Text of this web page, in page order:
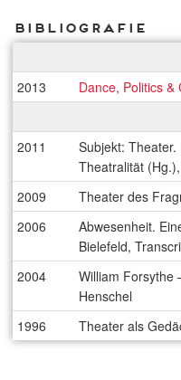
Bibliografie
2013 Dance, Politics &
2011
Subjekt:
Theatralität
2009
Theater des
2006
Abwesenheit.
Bielefeld,
2004
William Forsythe
Henschel
1996
Theater als